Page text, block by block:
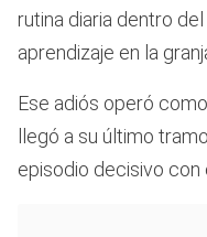
rutina diaria dentro
aprendizaje en la
Ese adiós operó
llegó a su último
episodio decisivo con